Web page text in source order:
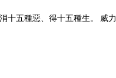
十五種惡、得十五種生。 威力